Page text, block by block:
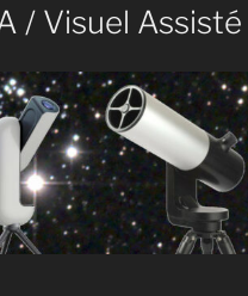
/ Visuel Assisté